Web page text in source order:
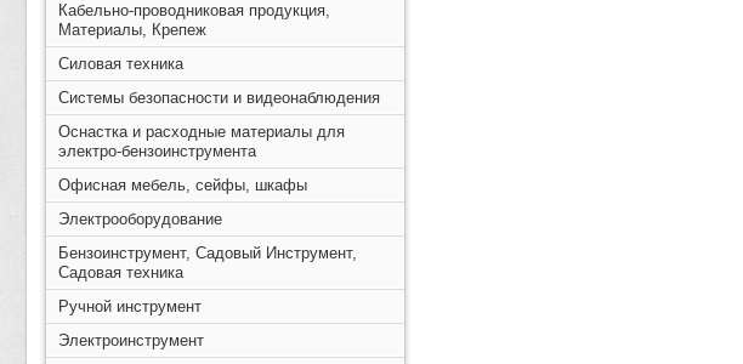
Кабельно-проводниковая продукция,
Материалы, Крепеж
Силовая техника
Системы безопасности и видеонаблюдения
Оснастка и расходные материалы для
электро-бензоинструмента
Офисная мебель, сейфы, шкафы
Электрооборудование
Бензоинструмент, Садовый Инструмент,
Садовая техника
Ручной инструмент
Электроинструмент